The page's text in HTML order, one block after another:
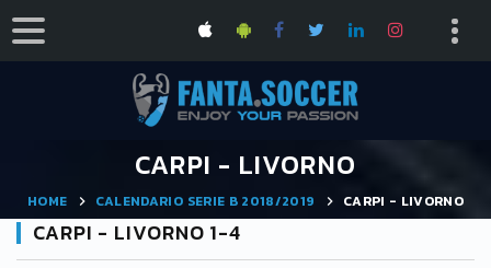
CARPI - LIVORNO
HOME CALENDARIO SERIE B 2018/2019 CARPI - LIVORNO
CARPI - LIVORNO 1-4